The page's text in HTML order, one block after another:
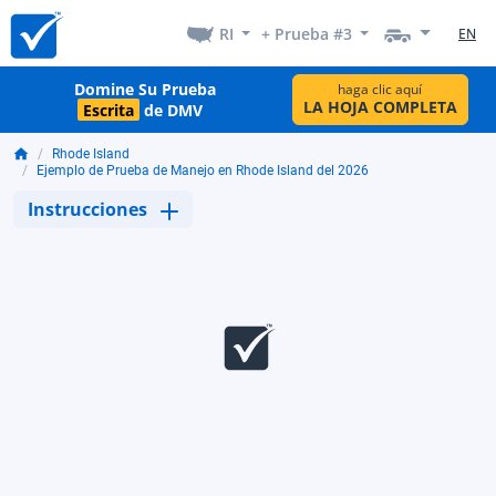
RI + Prueba #3 EN
Domine Su Prueba
Escrita de DMV
haga clic aquí
LA HOJA COMPLETA
Rhode Island
Ejemplo de Prueba de Manejo en Rhode Island del 2026
Instrucciones